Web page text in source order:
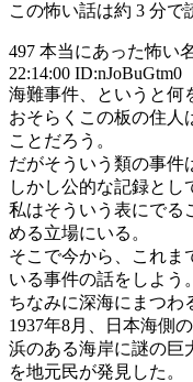
この怖い話は約 3 分で
497 本当にあった怖い
22:14:00 ID:nJoBuGtm0
海難事件、というと何
おそらくこの板の住人
ことだろう。
だがそういう類の事件
しかし公的な記録とし
私はそういう表にでる
める立場にいる。
そこで今から、これま
いる事件の話をしよう。
ちなみに深海にまつわ
1937年8月、日本海側
浜のある海岸に謎の巨
を地元民が発見した。